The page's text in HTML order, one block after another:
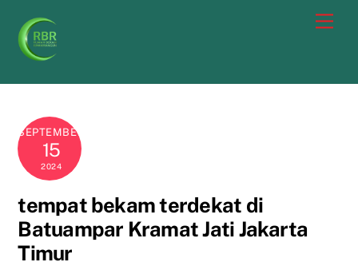
content
SEPTEMBER
15
2024
tempat bekam terdekat di
Batuampar Kramat Jati Jakarta
Timur